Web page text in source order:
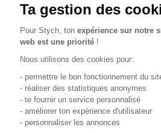
Ta gestion des
Pour Stych, tonexpérience sur notre
web est une priorité !
Nous utilisons des cookies pour:
- permettre le bon fonctionnement du
- réaliser des statistiques anonymes
- te fournir un service personnalisé
- améliorer ton expérience d'utilisateur
- personnaliser les annonces
Code de la route
Localisation
Tous les avis clients4.6/5 (51125 avis